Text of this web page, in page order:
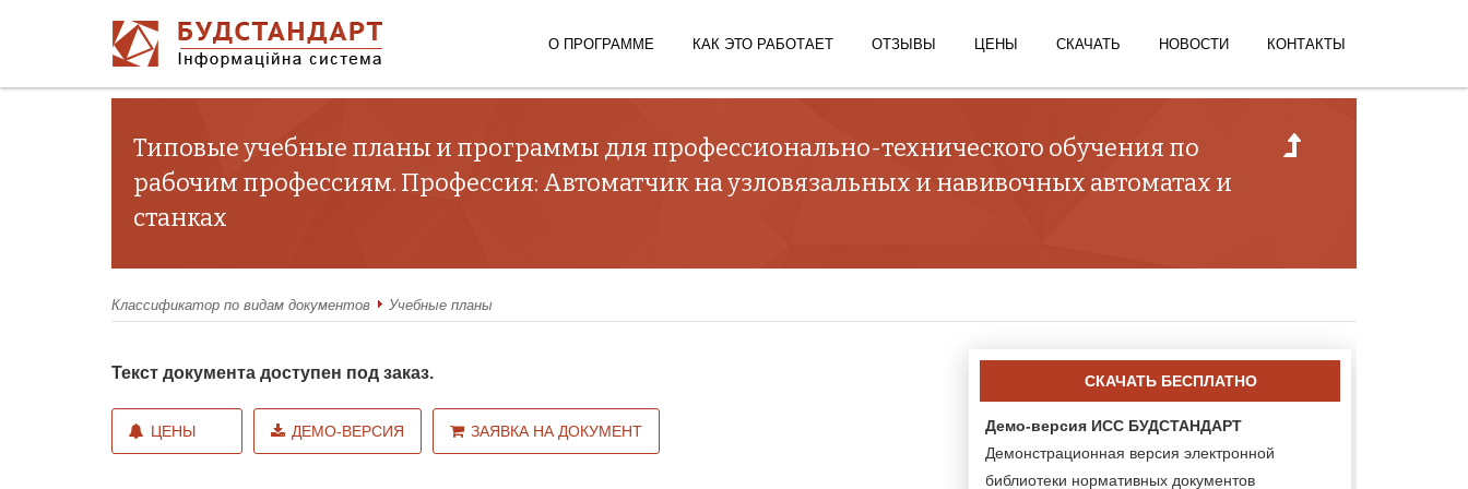
О ПРОГРАММЕ КАК ЭТО РАБОТАЕТ ОТЗЫВЫ ЦЕНЫ СКАЧАТЬ НОВОСТИ КОНТАКТЫ
Типовые учебные планы и программы для профессионально-технического обучения по
рабочим профессиям. Профессия: Автоматчик на узловязальных и навивочных автоматах и
станках
Классификатор по видам документов Учебные планы
Текст документа доступен под заказ.
ЦЕНЫ ДЕМО-ВЕРСИЯ ЗАЯВКА НА ДОКУМЕНТ
СКАЧАТЬ БЕСПЛАТНО
Демо-версия ИСС БУДСТАНДАРТ
Демонстрационная версия электронной
библиотеки нормативных документов